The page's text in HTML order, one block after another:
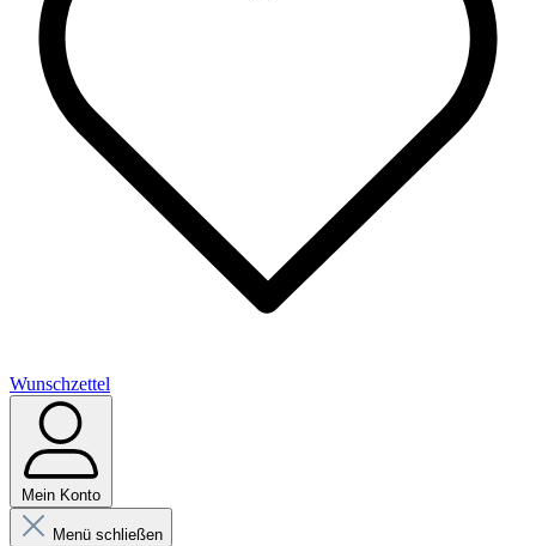
Wunschzettel
Mein Konto
Menü schließen